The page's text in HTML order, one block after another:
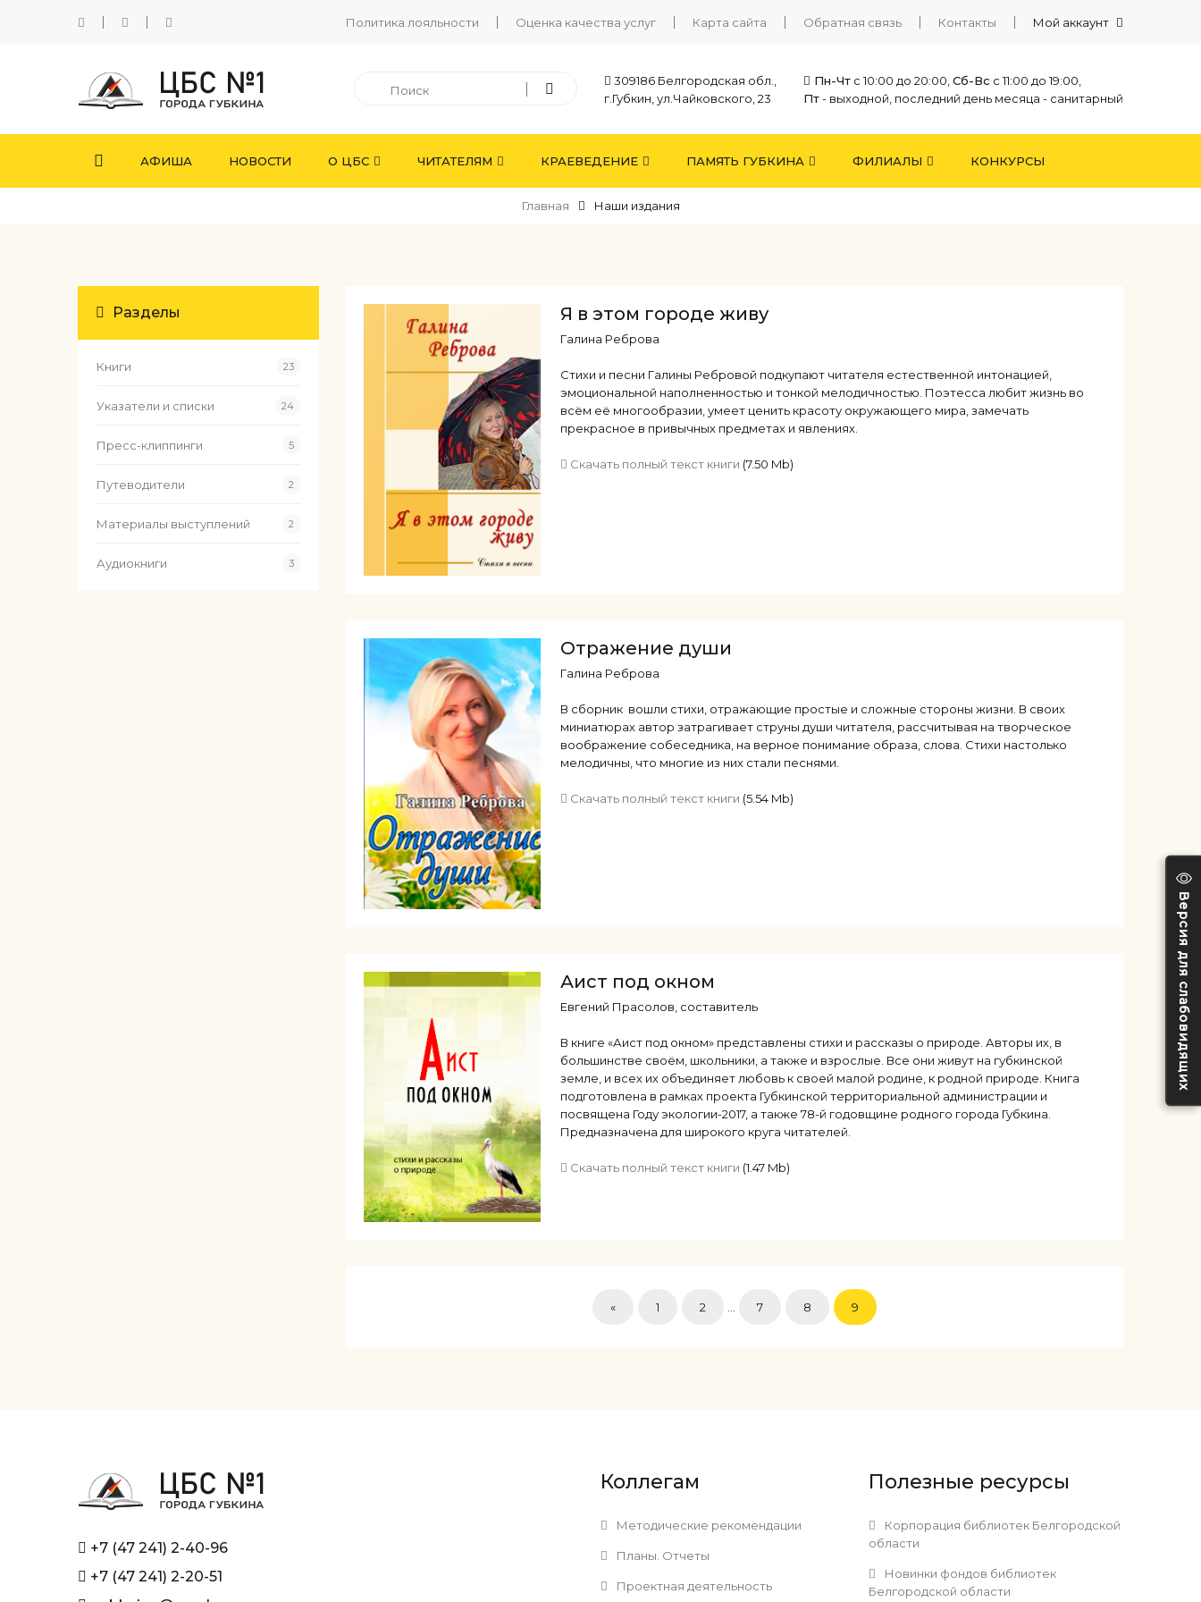
Политика лояльности Оценка качества услуг Карта сайта Обратная связь Контакты Мой аккаунт
309186 Белгородская обл.,
г.Губкин, ул.Чайковского, 23
Пн-Чт с 10:00 до 20:00, Сб-Вс с 11:00 до 19:00,
Пт- выходной, последний день месяца - санитарный
Версия для слабовидящих
АФИША НОВОСТИ О ЦБС ЧИТАТЕЛЯМ КРАЕВЕДЕНИЕ ПАМЯТЬ ГУБКИНА ФИЛИАЛЫ КОНКУРСЫ
Главная Наши издания
Я в этом городе живу
Галина Реброва
Стихи и песни Галины Ребровой подкупают читателя естественной интонацией,
эмоциональной наполненностью и тонкой мелодичностью. Поэтесса любит жизнь во
всём её многообразии, умеет ценить красоту окружающего мира, замечать
прекрасное в привычных предметах и явлениях.
Скачать полный текст книги (7.50 Mb)
Отражение души
Галина Реброва
В сборник вошли стихи, отражающие простые и сложные стороны жизни. В своих
миниатюрах автор затрагивает струны души читателя, рассчитывая на творческое
воображение собеседника, на верное понимание образа, слова. Стихи настолько
мелодичны, что многие из них стали песнями.
Скачать полный текст книги (5.54 Mb)
Аист под окном
Евгений Прасолов, составитель
В книге «Аист под окном» представлены стихи и рассказы о природе. Авторы их, в
большинстве своём, школьники, а также и взрослые. Все они живут на губкинской
земле, и всех их объединяет любовь к своей малой родине, к родной природе. Книга
подготовлена в рамках проекта Губкинской территориальной администрации и
посвящена Году экологии-2017, а также 78-й годовщине родного города Губкина.
Предназначена для широкого круга читателей.
Скачать полный текст книги (1.47 Mb)
« 1 2 7 8 9
Разделы
Книги 23
Указатели и списки 24
Пресс-клиппинги 5
Путеводители 2
Материалы выступлений 2
Аудиокниги 3
+7 (47 241) 2-40-96
+7 (47 241) 2-20-51
Коллегам
Методические рекомендации
Планы. Отчеты
Проектная деятельность
Полезные ресурсы
Корпорация библиотек Белгородской
области
Новинки фондов библиотек
Белгородской области